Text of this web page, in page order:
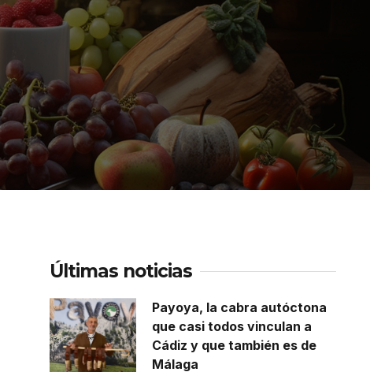
Últimas noticias
Payoya, la cabra autóctona
que casi todos vinculan a
Cádiz y que también es de
Málaga